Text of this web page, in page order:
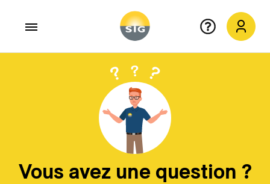
Quitter
X
Vous avez une question ?